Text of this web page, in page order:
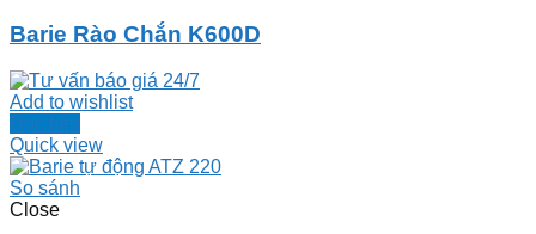
Barie Rào Chắn K600D
Add to wishlist
Đọc tiếp
Quick view
So sánh
Close